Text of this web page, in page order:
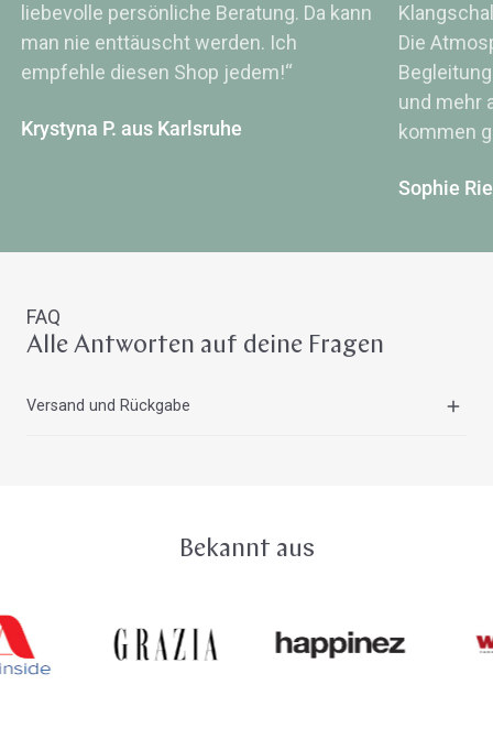
liebevolle persönliche Beratung. Da kann
man nie enttäuscht werden. Ich
empfehle diesen Shop jedem!“
Krystyna P. aus Karlsruhe
Die
und mehr
kommen
Sophie
FAQ
Alle Antworten auf deine Fragen
Versand und Rückgabe
Warenkorb sowie auf der Bestellseite angezeigt. Du
Details zu deinem Widerrufsrecht
Bekannt aus